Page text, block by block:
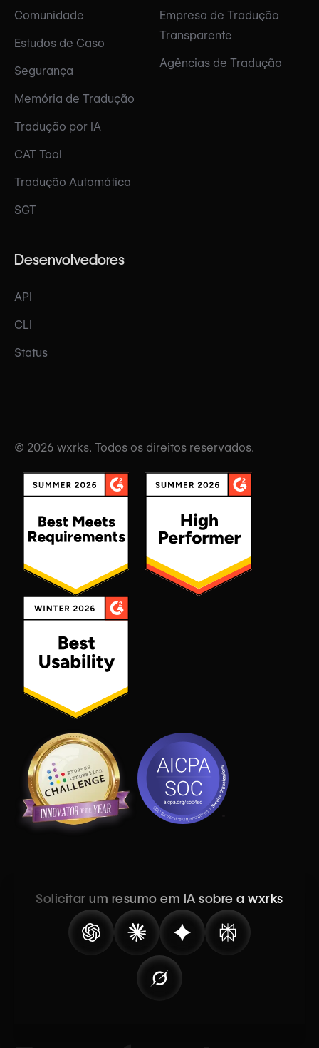
Comunidade
Estudos de Caso
Segurança
Memória de Tradução
Tradução por IA
CAT Tool
Tradução Automática
SGT
Empresa de Tradução
Transparente
Agências de Tradução
Desenvolvedores
API
CLI
Status
© 2026 wxrks. Todos os direitos reservados.
Solicitar um resumo em IA sobre a wxrks